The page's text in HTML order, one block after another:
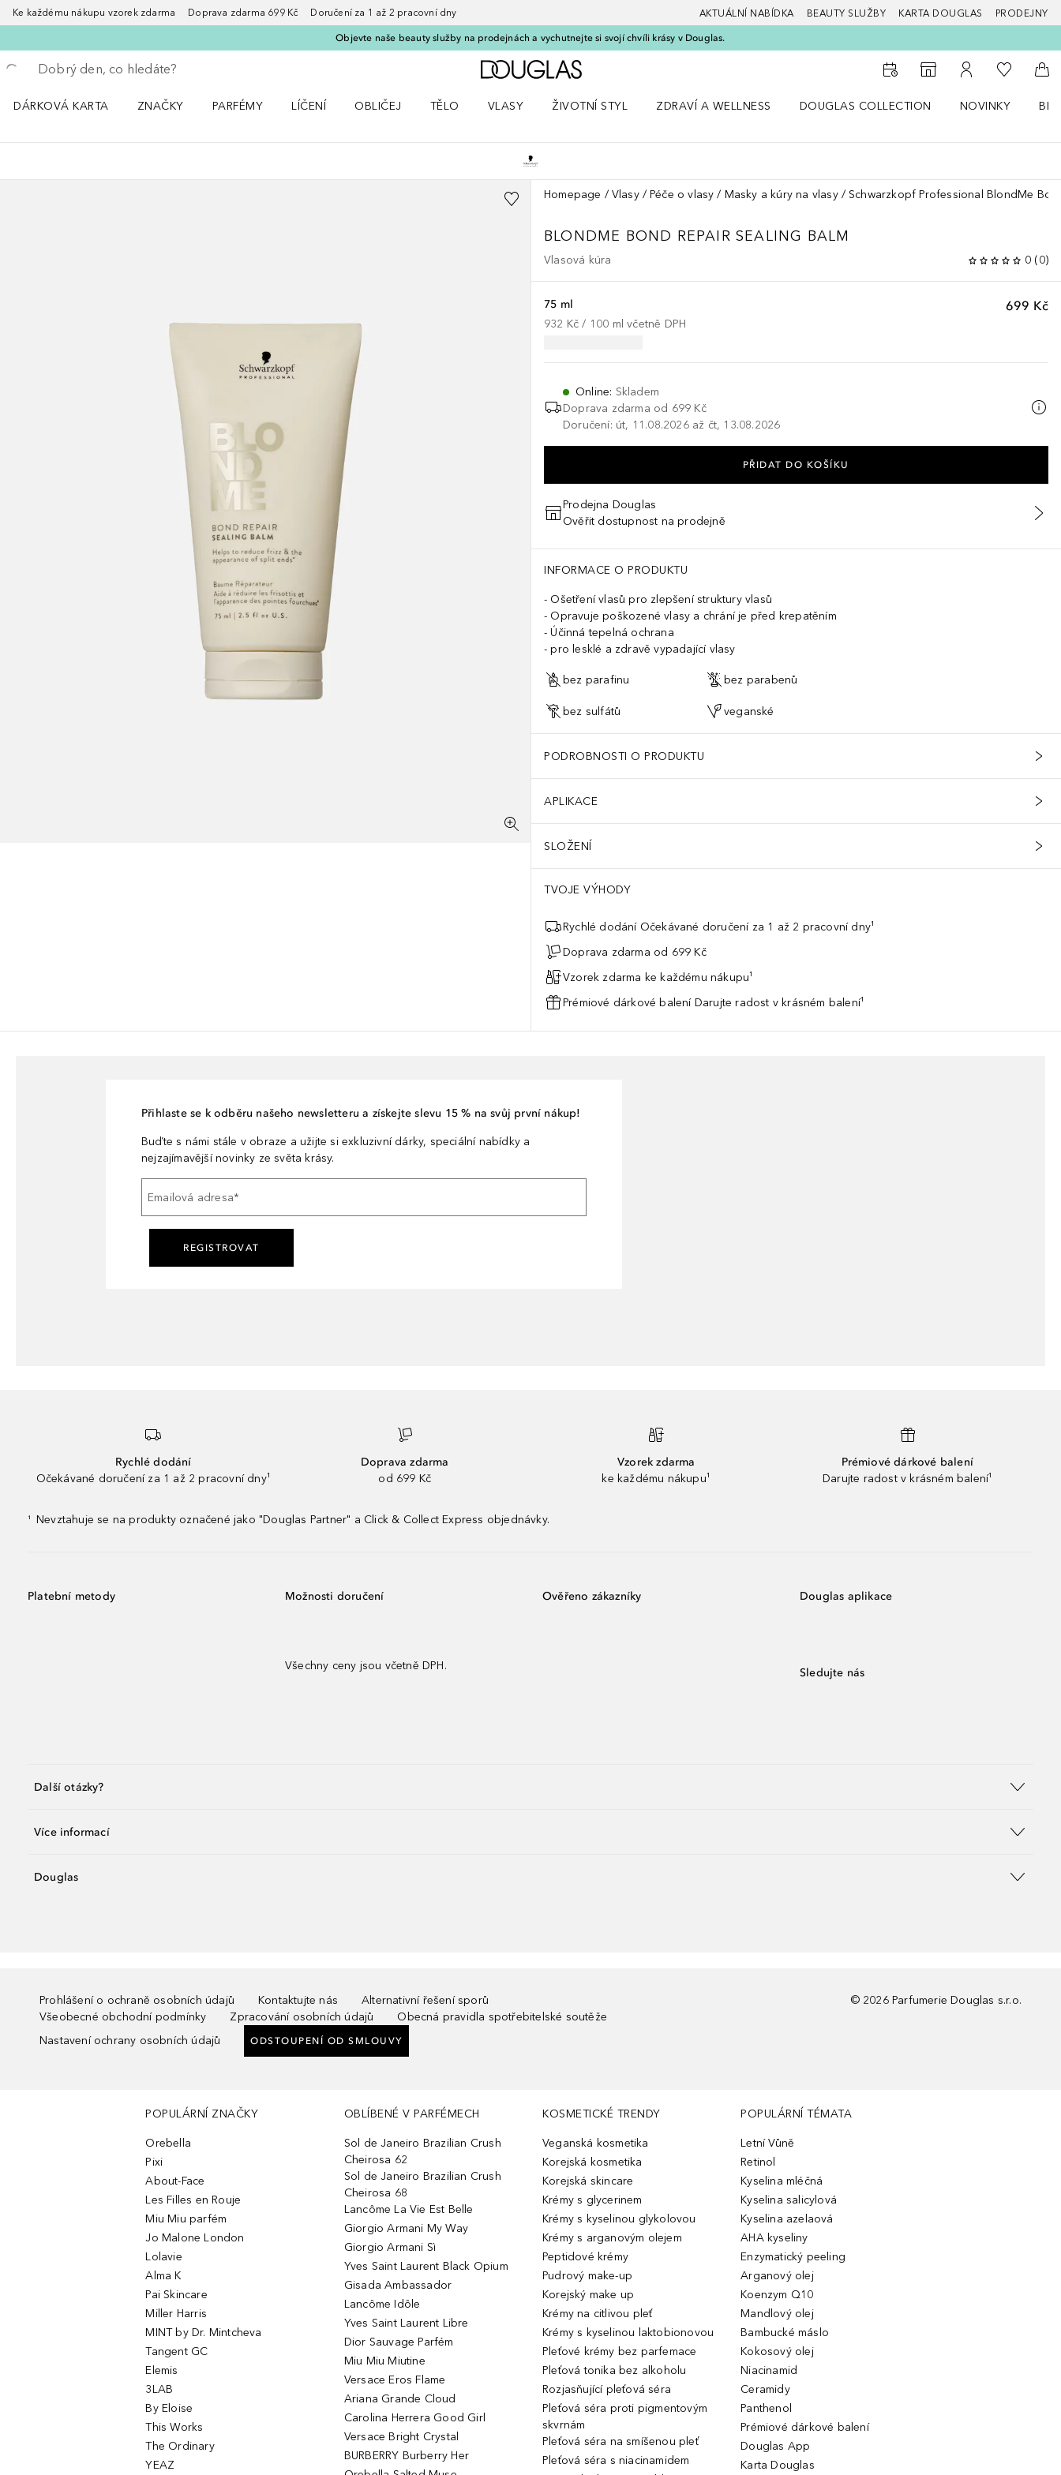
Ke každému nákupu vzorek zdarma Doprava zdarma 699 Kč Doručení za 1 až 2 pracovní dny AKTUÁLNÍ NABÍDKA BEAUTY SLUŽBY KARTA DOUGLAS PRODEJNY
Objevte naše beauty služby na prodejnách a vychutnejte si svojí chvíli krásy v Douglas.
Vraťte se
Proveďte vyhledávání
Domů
K vyhledávači prodejen
K mému účtu
K mému
Do
DÁRKOVÁ KARTA
ZNAČKY
PARFÉMY
LÍČENÍ
OBLIČEJ
TĚLO
VLASY
ŽIVOTNÍ STYL
ZDRAVÍ A WELLNESS
DOUGLAS COLLECTION
NOVINKY
Homepage Vlasy Péče o vlasy Masky a kúry na vlasy Schwarzkopf Professional BlondMe
BLONDME BOND REPAIR SEALING BALM
Vlasová kúra 0 (0)
699 Kč
75 ml
932 Kč / 100 ml včetně DPH
Online: Skladem
Doprava zdarma od 699 Kč
Doručení: út, 11.08.2026 až čt, 13.08.2026
PŘIDAT DO KOŠÍKU
Prodejna Douglas
Ověřit dostupnost na prodejně
INFORMACE O PRODUKTU
Ošetření vlasů pro zlepšení struktury vlasů
Opravuje poškozené vlasy a chrání je před krepatěním
Účinná tepelná ochrana
pro lesklé a zdravě vypadající vlasy
bez parafinu bez parabenů
bez sulfátů veganské
PODROBNOSTI O PRODUKTU
APLIKACE
SLOŽENÍ
TVOJE VÝHODY
Rychlé dodání Očekávané doručení za 1 až 2 pracovní dny¹
Doprava zdarma od 699 Kč
Vzorek zdarma ke každému nákupu¹
Prémiové dárkové balení Darujte radost v krásném balení¹
Přihlaste se k odběru našeho newsletteru a získejte slevu 15 % na svůj první nákup!
Buďte s námi stále v obraze a užijte si exkluzivní dárky, speciální nabídky a
nejzajímavější novinky ze světa krásy.
Emailová adresa*
REGISTROVAT
Rychlé dodání
Očekávané doručení za 1 až 2 pracovní dny¹
Doprava zdarma
od 699 Kč
Vzorek zdarma
ke každému nákupu¹
Prémiové dárkové balení
Darujte radost v krásném balení¹
¹ Nevztahuje se na produkty označené jako "Douglas Partner" a Click & Collect Express objednávky.
Platební metody Možnosti doručení
Všechny ceny jsou včetně DPH.
Ověřeno zákazníky Douglas aplikace
Sledujte nás
Další otázky?
Více informací
Douglas
Prohlášení o ochraně osobních údajů Kontaktujte nás
Alternativní řešení sporů
Všeobecné obchodní podmínky
Zpracování osobních údajů
Obecná pravidla spotřebitelské soutěže
Nastavení ochrany osobních údajů
ODSTOUPENÍ OD SMLOUVY
© 2026 Parfumerie Douglas s.r.o.
POPULÁRNÍ ZNAČKY
Orebella
Pixi
About-Face
Les Filles en Rouje
Miu Miu parfém
Jo Malone London
Lolavie
Alma K
Pai Skincare
Miller Harris
MINT by Dr. Mintcheva
Tangent GC
Elemis
3LAB
By Eloise
This Works
The Ordinary
YEAZ
OBLÍBENÉ V PARFÉMECH
Sol de Janeiro Brazilian Crush
Cheirosa 62
Sol de Janeiro Brazilian Crush
Cheirosa 68
Lancôme La Vie Est Belle
Giorgio Armani My Way
Giorgio Armani Sì
Yves Saint Laurent Black Opium
Gisada Ambassador
Lancôme Idôle
Yves Saint Laurent Libre
Dior Sauvage Parfém
Miu Miu Miutine
Versace Eros Flame
Ariana Grande Cloud
Carolina Herrera Good Girl
Versace Bright Crystal
BURBERRY Burberry Her
KOSMETICKÉ TRENDY
Veganská kosmetika
Korejská kosmetika
Korejská skincare
Krémy s glycerinem
Krémy s kyselinou glykolovou
Krémy s arganovým olejem
Peptidové krémy
Pudrový make-up
Korejský make up
Krémy na citlivou pleť
Krémy s kyselinou laktobionovou
Pleťové krémy bez parfemace
Pleťová tonika bez alkoholu
Rozjasňující pleťová séra
Pleťová séra proti pigmentovým
skvrnám
Pleťová séra na smíšenou pleť
Pleťová séra s niacinamidem
POPULÁRNÍ TÉMATA
Letní Vůně
Retinol
Kyselina mléčná
Kyselina salicylová
Kyselina azelaová
AHA kyseliny
Enzymatický peeling
Arganový olej
Koenzym Q10
Mandlový olej
Bambucké máslo
Kokosový olej
Niacinamid
Ceramidy
Panthenol
Prémiové dárkové balení
Douglas App
Karta Douglas